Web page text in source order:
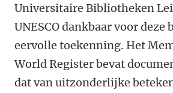
Universitaire Bibliotheken
UNESCO dankbaar voor deze
eervolle toekenning. Het
World Register bevat
dat van uitzonderlijke